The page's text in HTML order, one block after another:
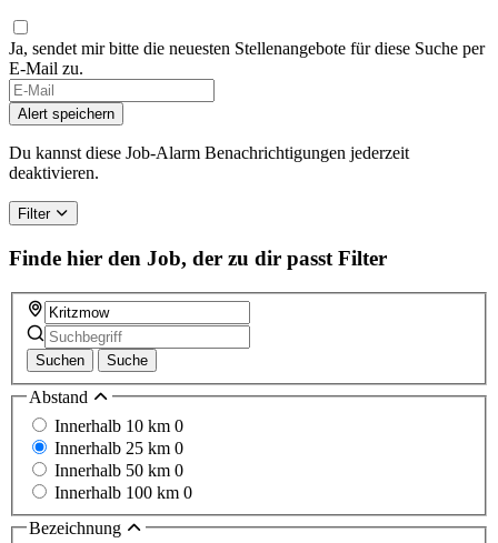
Ja, sendet mir bitte die neuesten Stellenangebote für diese Suche per
E-Mail zu.
Alert speichern
Du kannst diese Job-Alarm Benachrichtigungen jederzeit
deaktivieren.
Filter
Finde hier den Job, der zu dir passt Filter
Suchen Suche
Abstand
Innerhalb 10 km 0
Innerhalb 25 km 0
Innerhalb 50 km 0
Innerhalb 100 km 0
Bezeichnung